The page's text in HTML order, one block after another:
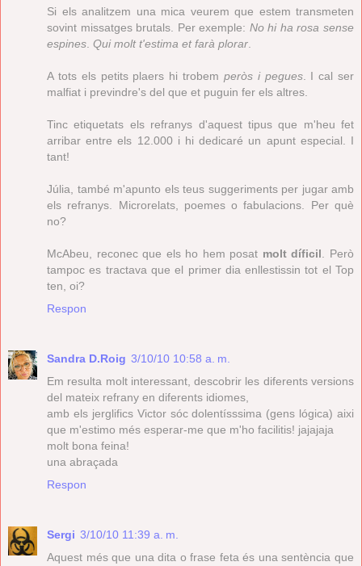
Si els analitzem una mica veurem que estem transmeten
sovint missatges brutals. Per exemple: No hi ha rosa sense
espines. Qui molt t'estima et farà plorar.
A tots els petits plaers hi trobem peròs i pegues. I cal ser
malfiat i previndre's del que et puguin fer els altres.
Tinc etiquetats els refranys d'aquest tipus que m'heu fet
arribar entre els 12.000 i hi dedicaré un apunt especial. I
tant!
Júlia, també m'apunto els teus suggeriments per jugar amb
els refranys. Microrelats, poemes o fabulacions. Per què
no?
McAbeu, reconec que els ho hem posat molt díficil. Però
tampoc es tractava que el primer dia enllestissin tot el Top
ten, oi?
Respon
Sandra D.Roig 3/10/10 10:58 a. m.
Em resulta molt interessant, descobrir les diferents versions
del mateix refrany en diferents idiomes,
amb els jerglifics Victor sóc dolentísssima (gens lógica) aixi
que m'estimo més esperar-me que m'ho facilitis! jajajaja
molt bona feina!
una abraçada
Respon
Sergi 3/10/10 11:39 a. m.
Aquest més que una dita o frase feta és una sentència que